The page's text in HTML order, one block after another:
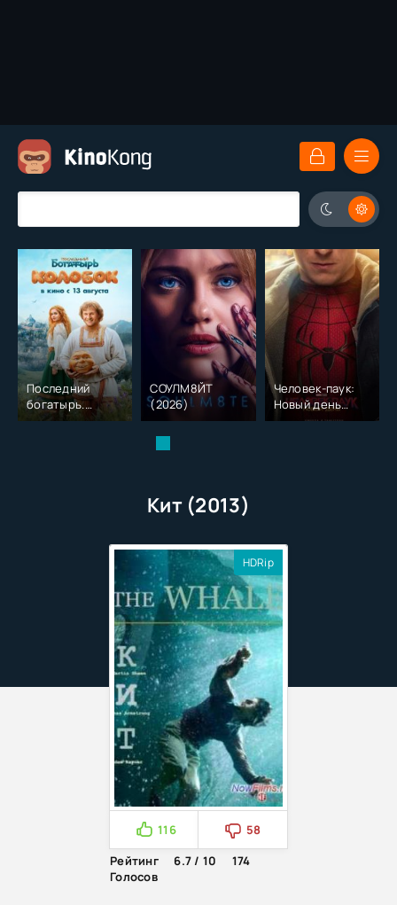
Последний
богатырь.
Колобок (2026)
СОУЛМ8ЙТ
(2026)
Человек-паук:
Новый день
(2026)
Кит (2013)
HDRip
116
58
Рейтинг
6.7 / 10
174
Голосов